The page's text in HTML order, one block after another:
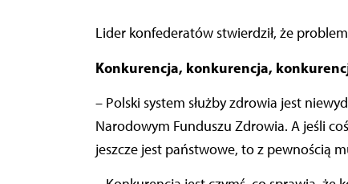
Lider konfederatów stwierdził, że
Konkurencja, konkurencja,
– Polski system służby zdrowia jest
Narodowym Funduszu Zdrowia. A jeśli
jeszcze jest państwowe, to z pewnością